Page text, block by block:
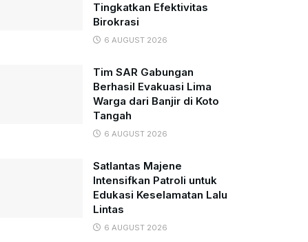
Tingkatkan Efektivitas
Birokrasi
6 AUGUST 2026
Tim SAR Gabungan
Berhasil Evakuasi Lima
Warga dari Banjir di Koto
Tangah
6 AUGUST 2026
Satlantas Majene
Intensifkan Patroli untuk
Edukasi Keselamatan Lalu
Lintas
6 AUGUST 2026